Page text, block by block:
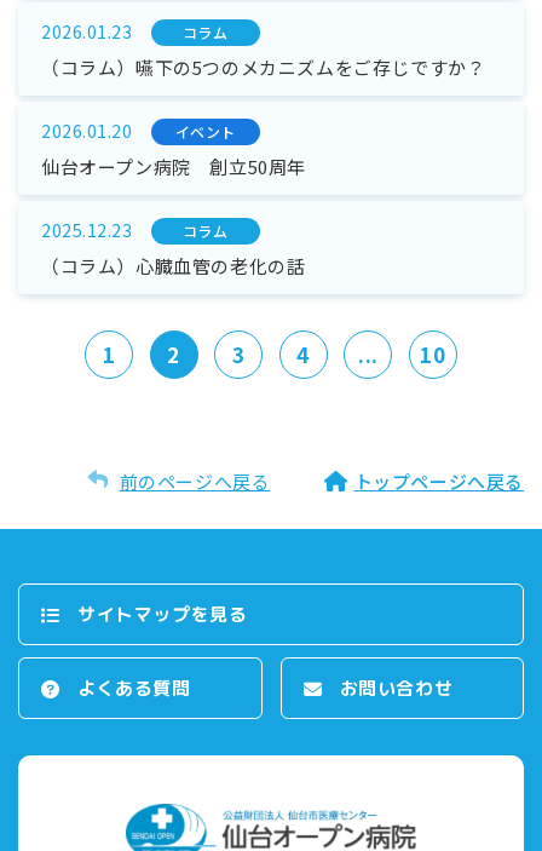
2026.01.23 コラム
（コラム）嚥下の5つのメカニズムをご存じですか？
2026.01.20 イベント
仙台オープン病院 創立50周年
2025.12.23 コラム
（コラム）心臓血管の老化の話
1 2 3 4 ... 10
前のページへ戻る トップページへ戻る
サイトマップを⾒る
よくある質問 お問い合わせ